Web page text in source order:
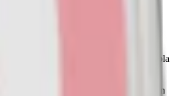
rinner eller missfärgar tänderna. 77 Cola
marknaden för rökfritt nikotin. Designen